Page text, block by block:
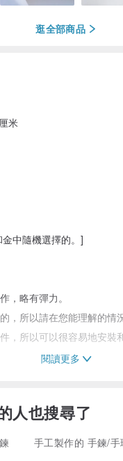
逛全部商品
米
中隨機選擇的。]
，略有彈力。
，所以請在您能理解的情
，所以可以很容易地安裝
。與銀配飾疊戴也很可愛
，敬請觀賞⚪︎⚪︎⚪︎
閱讀更多
人也搜尋了
手工製作的 手鍊/手